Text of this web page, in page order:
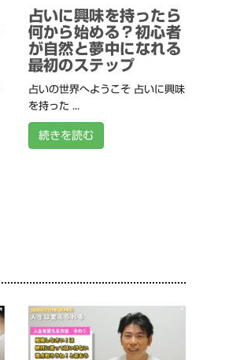
占いに興味を持ったら
何から始める？初心者
が自然と夢中になれる
最初のステップ
占いの世界へようこそ 占いに興味
を持った ...
続きを読む